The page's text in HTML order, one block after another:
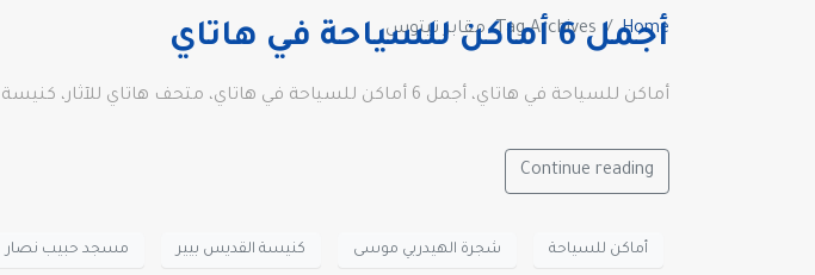
Home Tag Archives: مقابر تيتوسأجمل 6 أماكن للسياحة في هاتاي
أماكن للسياحة في هاتاي، أجمل 6 أماكن للسياحة في هاتاي، متحف هاتاي للآثار، كنيسة القديس بيير، نفق تيتوس الصخري ومقابر تيتوس
Continue reading
أماكن للسياحة شجرة الهيدربي موسى كنيسة القديس بيير مسجد حبيب نصار